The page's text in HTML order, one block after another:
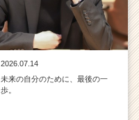
2026.07.14
未来の自分のために、最後の一
歩。